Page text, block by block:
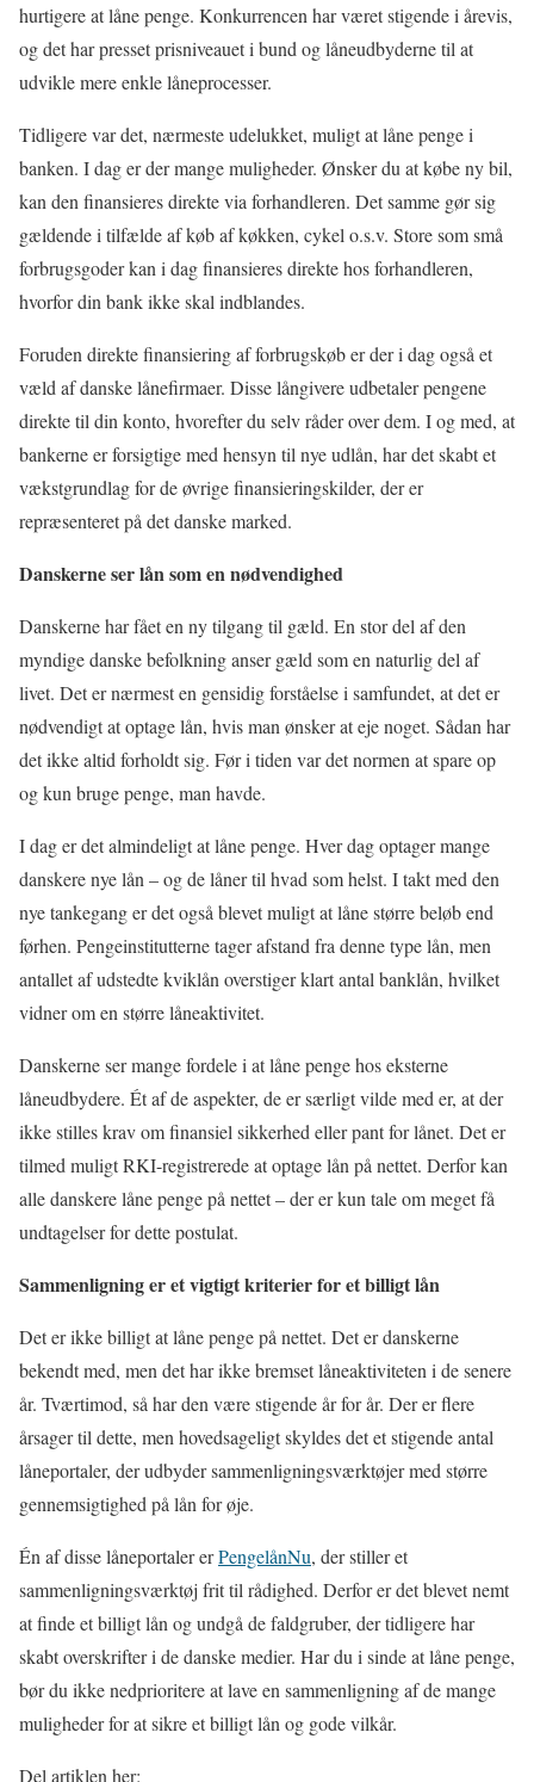
hurtigere at låne penge. Konkurrencen har været stigende i årevis,
og det har presset prisniveauet i bund og låneudbyderne til at
udvikle mere enkle låneprocesser.
Tidligere var det, nærmeste udelukket, muligt at låne penge i
banken. I dag er der mange muligheder. Ønsker du at købe ny bil,
kan den finansieres direkte via forhandleren. Det samme gør sig
gældende i tilfælde af køb af køkken, cykel o.s.v. Store som små
forbrugsgoder kan i dag finansieres direkte hos forhandleren,
hvorfor din bank ikke skal indblandes.
Foruden direkte finansiering af forbrugskøb er der i dag også et
væld af danske lånefirmaer. Disse långivere udbetaler pengene
direkte til din konto, hvorefter du selv råder over dem. I og med, at
bankerne er forsigtige med hensyn til nye udlån, har det skabt et
vækstgrundlag for de øvrige finansieringskilder, der er
repræsenteret på det danske marked.
Danskerne ser lån som en nødvendighed
Danskerne har fået en ny tilgang til gæld. En stor del af den
myndige danske befolkning anser gæld som en naturlig del af
livet. Det er nærmest en gensidig forståelse i samfundet, at det er
nødvendigt at optage lån, hvis man ønsker at eje noget. Sådan har
det ikke altid forholdt sig. Før i tiden var det normen at spare op
og kun bruge penge, man havde.
I dag er det almindeligt at låne penge. Hver dag optager mange
danskere nye lån – og de låner til hvad som helst. I takt med den
nye tankegang er det også blevet muligt at låne større beløb end
førhen. Pengeinstitutterne tager afstand fra denne type lån, men
antallet af udstedte kviklån overstiger klart antal banklån, hvilket
vidner om en større låneaktivitet.
Danskerne ser mange fordele i at låne penge hos eksterne
låneudbydere. Ét af de aspekter, de er særligt vilde med er, at der
ikke stilles krav om finansiel sikkerhed eller pant for lånet. Det er
tilmed muligt RKI-registrerede at optage lån på nettet. Derfor kan
alle danskere låne penge på nettet – der er kun tale om meget få
undtagelser for dette postulat.
Sammenligning er et vigtigt kriterier for et billigt lån
Det er ikke billigt at låne penge på nettet. Det er danskerne
bekendt med, men det har ikke bremset låneaktiviteten i de senere
år. Tværtimod, så har den være stigende år for år. Der er flere
årsager til dette, men hovedsageligt skyldes det et stigende antal
låneportaler, der udbyder sammenligningsværktøjer med større
gennemsigtighed på lån for øje.
Én af disse låneportaler erPengelånNu, der stiller et
sammenligningsværktøj frit til rådighed. Derfor er det blevet nemt
at finde et billigt lån og undgå de faldgruber, der tidligere har
skabt overskrifter i de danske medier. Har du i sinde at låne penge,
bør du ikke nedprioritere at lave en sammenligning af de mange
muligheder for at sikre et billigt lån og gode vilkår.
Del artiklen her: